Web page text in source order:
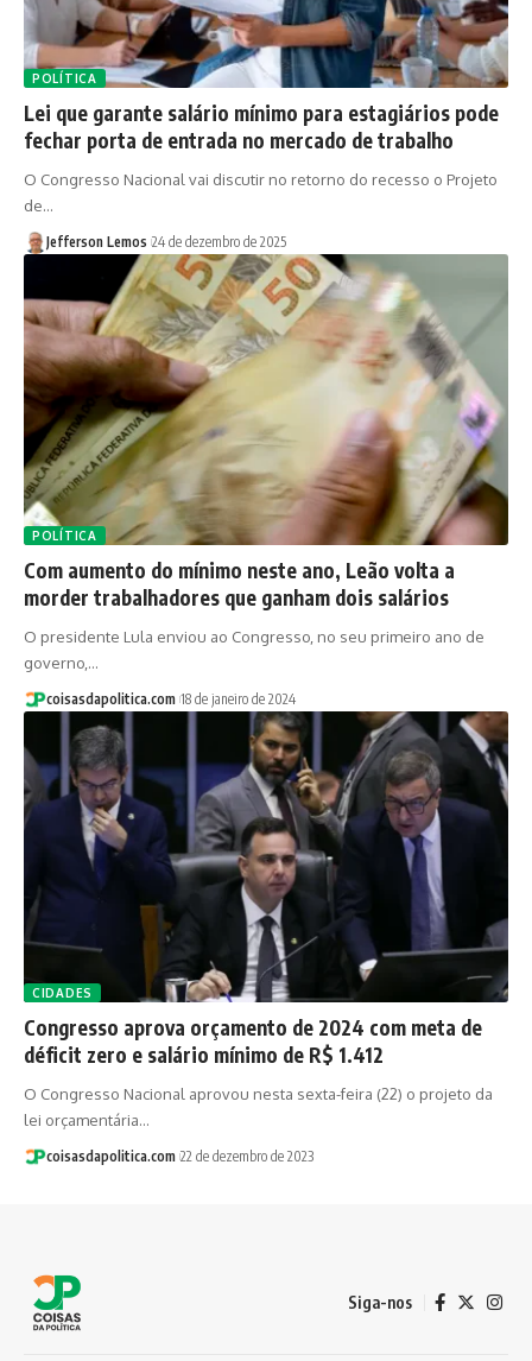
POLÍTICA
Lei que garante salário mínimo para estagiários pode
fechar porta de entrada no mercado de trabalho
O Congresso Nacional vai discutir no retorno do recesso o Projeto
de…
Jefferson Lemos 24 de dezembro de 2025
POLÍTICA
Com aumento do mínimo neste ano, Leão volta a
morder trabalhadores que ganham dois salários
O presidente Lula enviou ao Congresso, no seu primeiro ano de
governo,…
coisasdapolitica.com 18 de janeiro de 2024
CIDADES
Congresso aprova orçamento de 2024 com meta de
déficit zero e salário mínimo de R$ 1.412
O Congresso Nacional aprovou nesta sexta-feira (22) o projeto da
lei orçamentária…
coisasdapolitica.com 22 de dezembro de 2023
Siga-nos